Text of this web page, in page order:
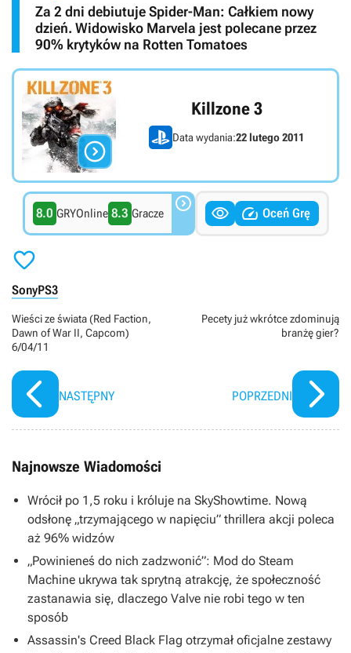
Za 2 dni debiutuje Spider-Man: Całkiem nowy
dzień. Widowisko Marvela jest polecane przez
90% krytyków na Rotten Tomatoes

Killzone 3
Data wydania:22 lutego 2011
8.0 GRYOnline 8.3 Gracze    Oceń Grę

SonyPS3
Wieści ze świata (Red Faction,
Dawn of War II, Capcom)
6/04/11
NASTĘPNY
Pecety już wkrótce zdominują
branżę gier?
POPRZEDNI
Najnowsze Wiadomości
Wrócił po 1,5 roku i króluje na SkyShowtime. Nową
odsłonę „trzymającego w napięciu” thrillera akcji poleca
aż 96% widzów
„Powinieneś do nich zadzwonić”: Mod do Steam
Machine ukrywa tak sprytną atrakcję, że społeczność
zastanawia się, dlaczego Valve nie robi tego w ten
sposób
Assassin's Creed Black Flag otrzymał oficjalne zestawy